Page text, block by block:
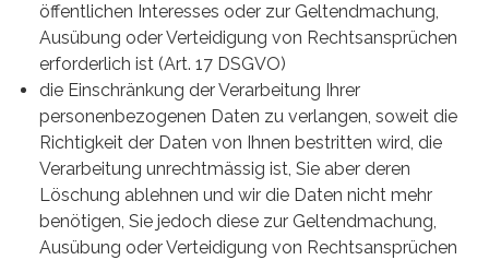
öffentlichen Interesses oder zur Geltendmachung,
Ausübung oder Verteidigung von Rechtsansprüchen
erforderlich ist (Art. 17 DSGVO)
die Einschränkung der Verarbeitung Ihrer
personenbezogenen Daten zu verlangen, soweit die
Richtigkeit der Daten von Ihnen bestritten wird, die
Verarbeitung unrechtmässig ist, Sie aber deren
Löschung ablehnen und wir die Daten nicht mehr
benötigen, Sie jedoch diese zur Geltendmachung,
Ausübung oder Verteidigung von Rechtsansprüchen